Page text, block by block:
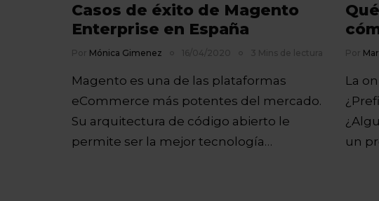
Casos de éxito de Magento
Enterprise en España
Por Mónica Gimenez 16/04/2020 3 Mins de lectura
Magento es una de las plataformas
eCommerce más potentes del mercado.
Su arquitectura de código abierto le
permite ser la mejor tecnología…
Por
La
un